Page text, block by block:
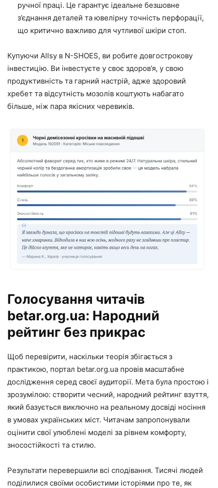
ручної праці. Це гарантує ідеальне безшовне
з’єднання деталей та ювелірну точність перфорації,
що критично важливо для чутливої шкіри стоп.
Купуючи Allsy в N-SHOES, ви робите довгострокову
інвестицію. Ви інвестуєте у своє здоров’я, у свою
продуктивність та гарний настрій, адже здоровий
хребет та відсутність мозолів коштують набагато
більше, ніж пара якісних черевиків.
Голосування читачів
betar.org.ua: Народний
рейтинг без прикрас
Щоб перевірити, наскільки теорія збігається з
практикою, портал betar.org.ua провів масштабне
дослідження серед своєї аудиторії. Мета була простою і
зрозумілою: створити чесний, народний рейтинг взуття,
який базується виключно на реальному досвіді носіння
в умовах українських міст. Читачам запропонували
оцінити свої улюблені моделі за рівнем комфорту,
зносостійкості та стилю.
Результати перевершили всі сподівання. Тисячі людей
поділилися своїми особистими історіями про те, як